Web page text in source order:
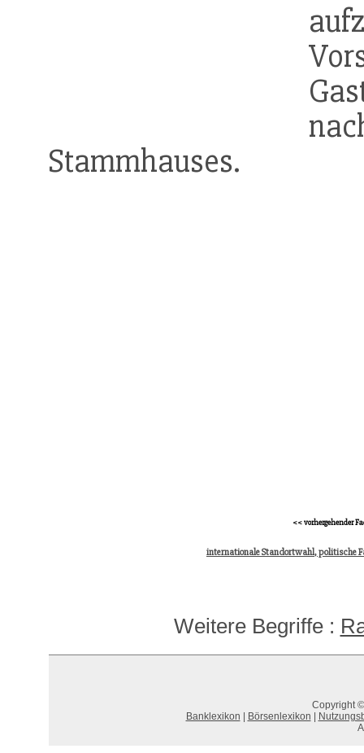
Stammhauses.
<< vorhergehender
internationale Standortwahl, politische
Weitere Begriffe :
Copyright
Banklexikon
Börsenlexikon